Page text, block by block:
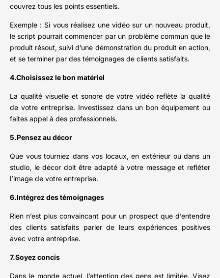
couvrez tous les points essentiels.
Exemple : Si vous réalisez une vidéo sur un nouveau produit,
le script pourrait commencer par un problème commun que le
produit résout, suivi d’une démonstration du produit en action,
et se terminer par des témoignages de clients satisfaits.
4.Choisissez le bon matériel
La qualité visuelle et sonore de votre vidéo reflète la qualité
de votre entreprise. Investissez dans un bon équipement ou
faites appel à des professionnels.
5.Pensez au décor
Que vous tourniez dans vos locaux, en extérieur ou dans un
studio, le décor doit être adapté à votre message et refléter
l’image de votre entreprise.
6.Intégrez des témoignages
Rien n’est plus convaincant pour un prospect que d’entendre
des clients satisfaits parler de leurs expériences positives
avec votre entreprise.
7.Soyez concis
Dans le monde actuel, l’attention des gens est limitée. Visez